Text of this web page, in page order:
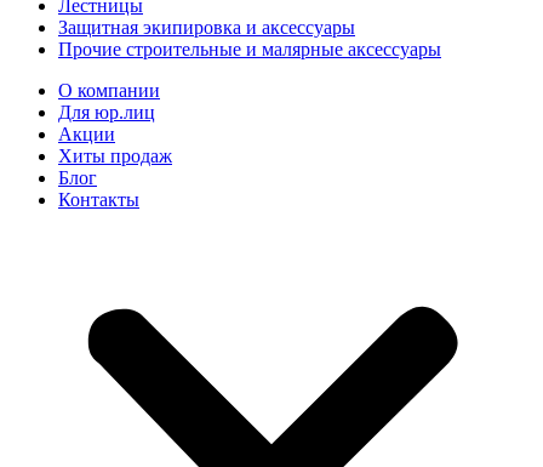
Лестницы
Защитная экипировка и аксессуары
Прочие строительные и малярные аксессуары
О компании
Для юр.лиц
Акции
Хиты продаж
Блог
Контакты